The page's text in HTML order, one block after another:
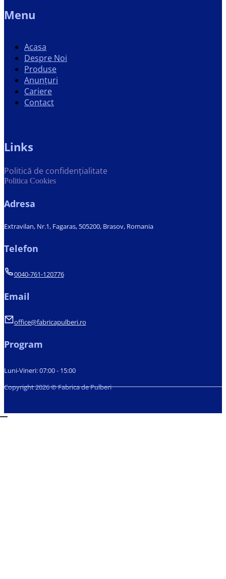
Menu
Acasa
Despre Noi
Produse
Anunțuri
Cariere
Contact
Links
Politică de confidențialitate
Politica Cookies
Adresa
Extravilan, Nr.1, Fagaras, 505200, Brasov, Romania
Telefon
0040-761-120776
Email
office@fabricapulberi.ro
Program
Luni-Vineri: 07:00 - 15:00
Copyright 2026 © Fabrica de Pulberi